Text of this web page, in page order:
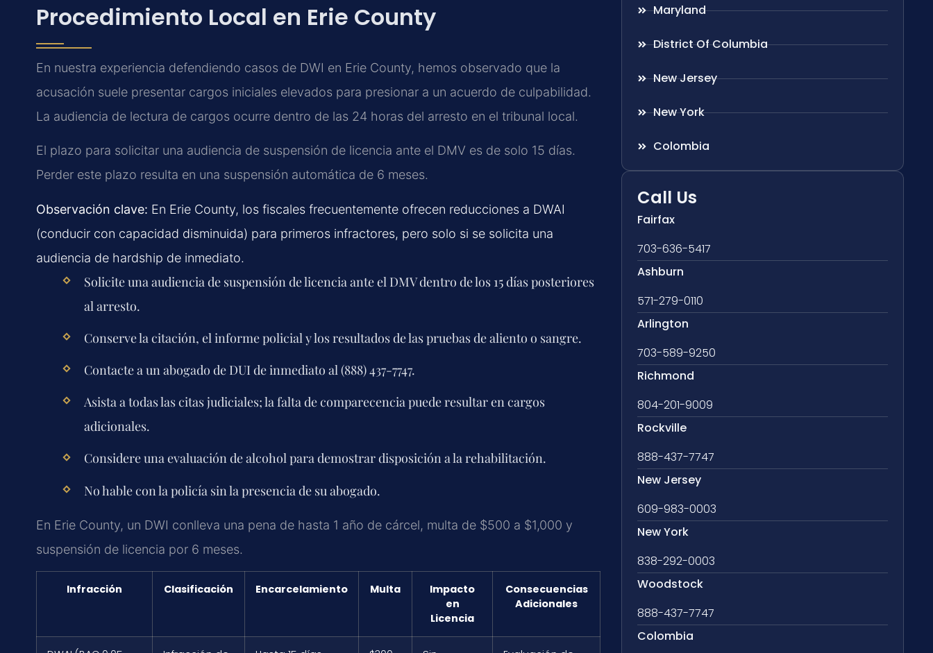
Procedimiento Local en Erie County
En nuestra experiencia defendiendo casos de DWI en Erie County, hemos observado que la
acusación suele presentar cargos iniciales elevados para presionar a un acuerdo de culpabilidad.
La audiencia de lectura de cargos ocurre dentro de las 24 horas del arresto en el tribunal local.
El plazo para solicitar una audiencia de suspensión de licencia ante el DMV es de solo 15 días.
Perder este plazo resulta en una suspensión automática de 6 meses.
Observación clave: En Erie County, los fiscales frecuentemente ofrecen reducciones a DWAI
(conducir con capacidad disminuida) para primeros infractores, pero solo si se solicita una
audiencia de hardship de inmediato.
Solicite una audiencia de suspensión de licencia ante el DMV dentro de los 15 días posteriores
al arresto.
Conserve la citación, el informe policial y los resultados de las pruebas de aliento o sangre.
Contacte a un abogado de DUI de inmediato al (888) 437-7747.
Asista a todas las citas judiciales; la falta de comparecencia puede resultar en cargos
adicionales.
Considere una evaluación de alcohol para demostrar disposición a la rehabilitación.
No hable con la policía sin la presencia de su abogado.
En Erie County, un DWI conlleva una pena de hasta 1 año de cárcel, multa de $500 a $1,000 y
suspensión de licencia por 6 meses.
Infracción Clasificación Encarcelamiento Multa
Impacto
en
Licencia
Consecuencias
Adicionales
Maryland
District Of Columbia
New Jersey
New York
Colombia
Call Us
Fairfax
703-636-5417
Ashburn
571-279-0110
Arlington
703-589-9250
Richmond
804-201-9009
Rockville
888-437-7747
New Jersey
609-983-0003
New York
838-292-0003
Woodstock
888-437-7747
Colombia